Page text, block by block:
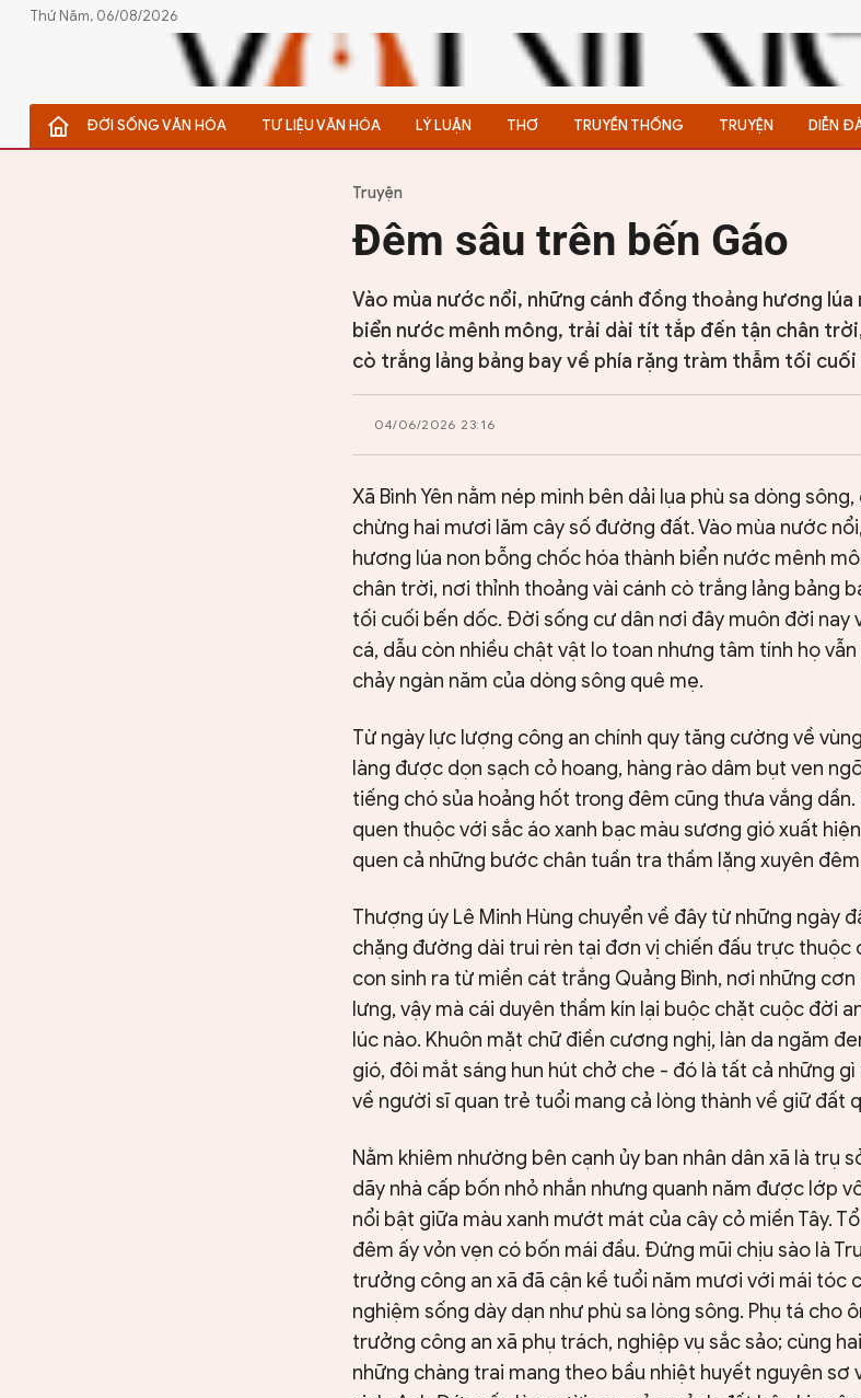
Thứ Năm, 06/08/2026
ĐỜI SỐNG VĂN HÓA TƯ LIỆU VĂN HÓA LÝ LUẬN THƠ TRUYỀN THỐNG TRUYỆN DIỄN
ĐỜI SỐNG VĂN HÓA
Truyện
Đêm sâu trên bến Gáo
Vào mùa nước nổi, những cánh đồng thoảng hương
biển nước mênh mông, trải dài tít tắp đến tận chân
cò trắng lảng bảng bay về phía rặng tràm thẫm tối
04/06/2026 23:16
Xã Bình Yên nằm nép mình bên dải lụa phù sa dòng
chừng hai mươi lăm cây số đường đất. Vào mùa nước
hương lúa non bỗng chốc hóa thành biển nước mênh
chân trời, nơi thỉnh thoảng vài cánh cò trắng lảng bảng
tối cuối bến dốc. Đời sống cư dân nơi đây muôn đời nay
cá, dẫu còn nhiều chật vật lo toan nhưng tâm tính họ vẫn
chảy ngàn năm của dòng sông quê mẹ.
Từ ngày lực lượng công an chính quy tăng cường về
làng được dọn sạch cỏ hoang, hàng rào dâm bụt ven
tiếng chó sủa hoảng hốt trong đêm cũng thưa vắng dần.
quen thuộc với sắc áo xanh bạc màu sương gió xuất
quen cả những bước chân tuần tra thầm lặng xuyên
Thượng úy Lê Minh Hùng chuyển về đây từ những ngày
chặng đường dài trui rèn tại đơn vị chiến đấu trực thuộc
con sinh ra từ miền cát trắng Quảng Bình, nơi những
lưng, vậy mà cái duyên thầm kín lại buộc chặt cuộc đời
lúc nào. Khuôn mặt chữ điền cương nghị, làn da ngăm
gió, đôi mắt sáng hun hút chở che - đó là tất cả những gì
về người sĩ quan trẻ tuổi mang cả lòng thành về giữ đất
Nằm khiêm nhường bên cạnh ủy ban nhân dân xã là trụ
dãy nhà cấp bốn nhỏ nhắn nhưng quanh năm được lớp
nổi bật giữa màu xanh mướt mát của cây cỏ miền Tây.
đêm ấy vỏn vẹn có bốn mái đầu. Đứng mũi chịu sào là
trưởng công an xã đã cận kề tuổi năm mươi với mái tóc
nghiệm sống dày dạn như phù sa lòng sông. Phụ tá cho
trưởng công an xã phụ trách, nghiệp vụ sắc sảo; cùng
những chàng trai mang theo bầu nhiệt huyết nguyên